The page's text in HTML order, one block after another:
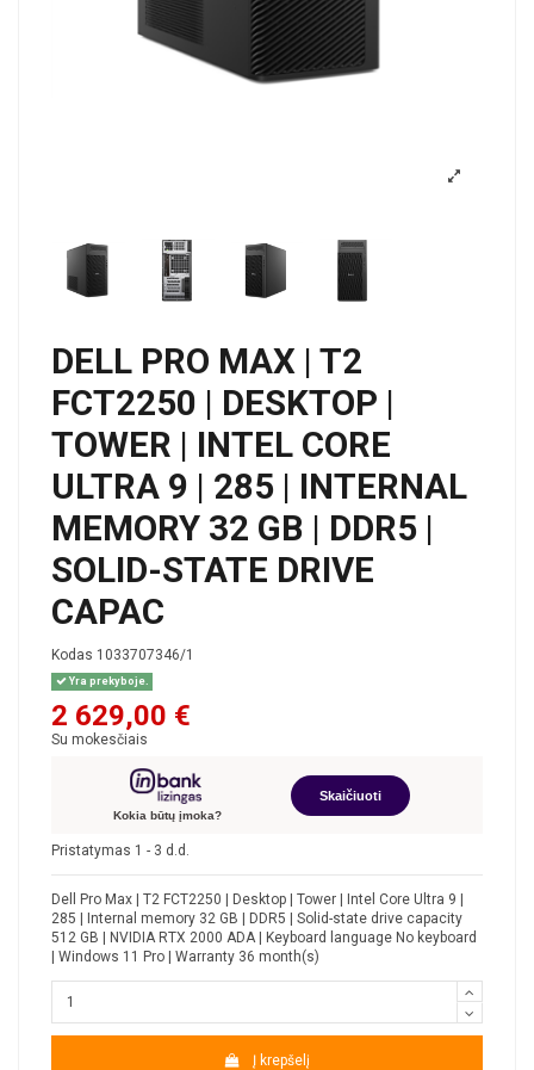
DELL PRO MAX | T2
FCT2250 | DESKTOP |
TOWER | INTEL CORE
ULTRA 9 | 285 | INTERNAL
MEMORY 32 GB | DDR5 |
SOLID-STATE DRIVE
CAPAC
Kodas 1033707346/1
Yra prekyboje.
2 629,00 €
Su mokesčiais
Kokia būtų įmoka?
Skaičiuoti
Pristatymas 1 - 3 d.d.
Dell Pro Max | T2 FCT2250 | Desktop | Tower | Intel Core Ultra 9 |
285 | Internal memory 32 GB | DDR5 | Solid-state drive capacity
512 GB | NVIDIA RTX 2000 ADA | Keyboard language No keyboard
| Windows 11 Pro | Warranty 36 month(s)
Į krepšelį